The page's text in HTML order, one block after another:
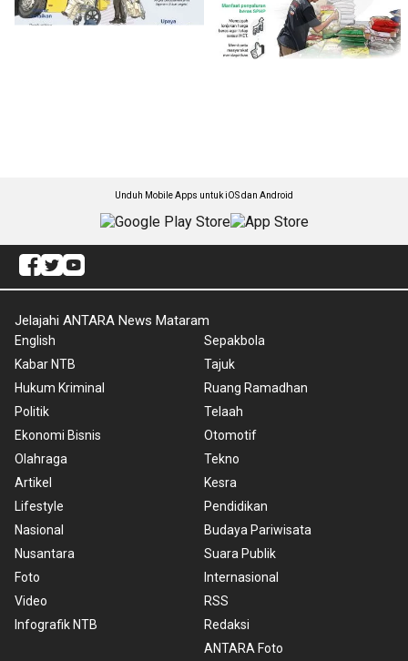
Unduh Mobile Apps untuk iOS dan Android
Jelajahi ANTARA News Mataram
English
Kabar NTB
Hukum Kriminal
Politik
Ekonomi Bisnis
Olahraga
Artikel
Lifestyle
Nasional
Nusantara
Foto
Video
Infografik NTB
Sepakbola
Tajuk
Ruang Ramadhan
Telaah
Otomotif
Tekno
Kesra
Pendidikan
Budaya Pariwisata
Suara Publik
Internasional
RSS
Redaksi
ANTARA Foto